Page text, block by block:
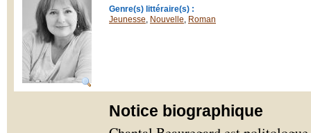
Genre(s) littéraire(s) :
Jeunesse, Nouvelle, Roman
Notice biographique